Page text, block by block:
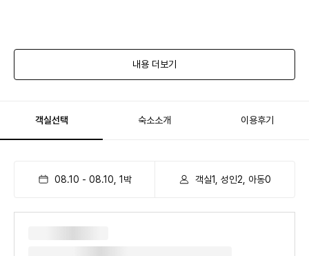
내용 더보기
객실선택 숙소소개 이용후기
08.10 - 08.10 1 박 객실1, 성인2, 아동0